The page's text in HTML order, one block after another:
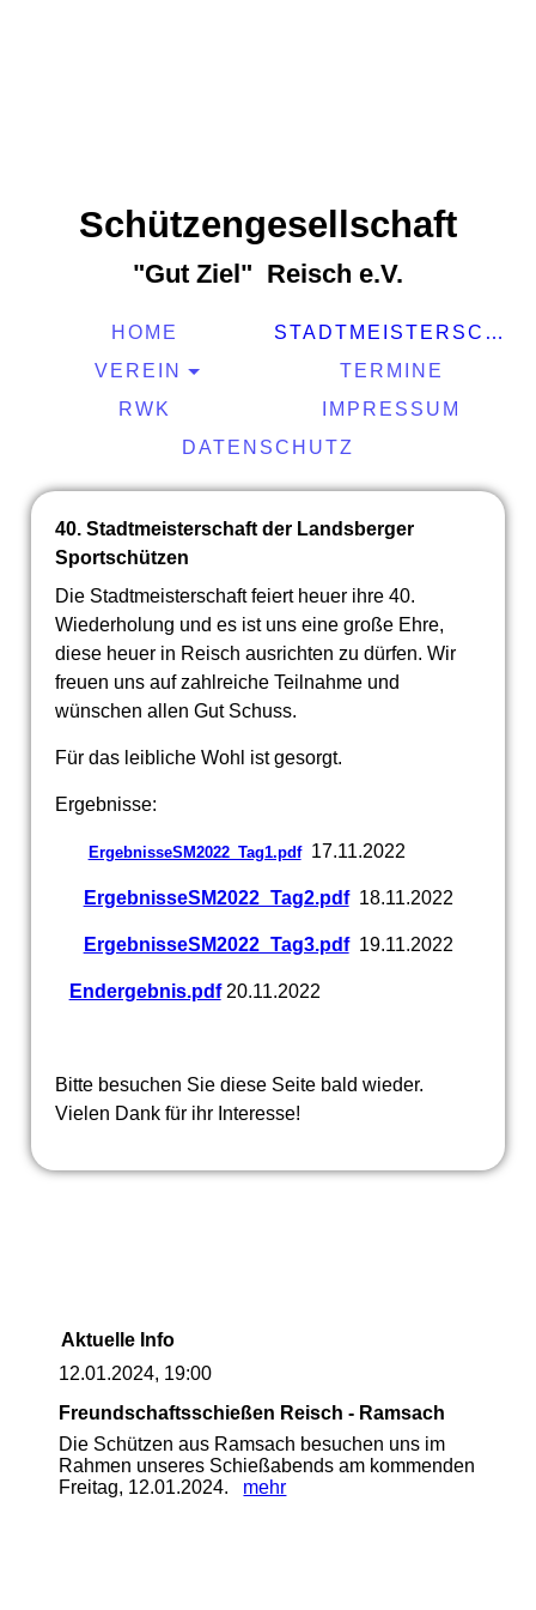
Schützengesellschaft
"Gut Ziel" Reisch e.V.
HOME
STADTMEISTERSCHAFT 2022
VEREIN
TERMINE
RWK
IMPRESSUM
DATENSCHUTZ
40. Stadtmeisterschaft der Landsberger
Sportschützen
Die Stadtmeisterschaft feiert heuer ihre 40.
Wiederholung und es ist uns eine große Ehre,
diese heuer in Reisch ausrichten zu dürfen. Wir
freuen uns auf zahlreiche Teilnahme und
wünschen allen Gut Schuss.
Für das leibliche Wohl ist gesorgt.
Ergebnisse:
ErgebnisseSM2022_Tag1.pdf17.11.2022
ErgebnisseSM2022_Tag2.pdf18.11.2022
ErgebnisseSM2022_Tag3.pdf19.11.2022
Endergebnis.pdf20.11.2022
Bitte besuchen Sie diese Seite bald wieder.
Vielen Dank für ihr Interesse!
Aktuelle Info
12.01.2024, 19:00
Freundschaftsschießen Reisch - Ramsach
Die Schützen aus Ramsach besuchen uns im
Rahmen unseres Schießabends am kommenden
Freitag, 12.01.2024. mehr